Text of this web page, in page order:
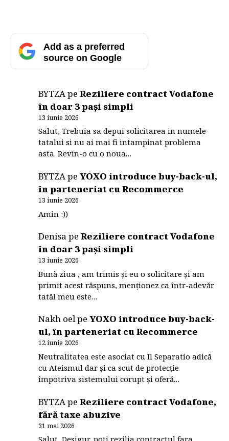
Add as a preferred
source on Google
BYTZApeReziliere contract Vodafone
în doar 3 pași simpli
13 iunie 2026
Salut, Trebuia sa depui solicitarea in numele
tatalui si nu ai mai fi intampinat problema
asta. Revin-o cu o noua…
BYTZApeYOXO introduce buy-back-ul,
în parteneriat cu Recommerce
13 iunie 2026
Amin :))
DenisapeReziliere contract Vodafone
în doar 3 pași simpli
13 iunie 2026
Bună ziua , am trimis și eu o solicitare și am
primit acest răspuns, menționez ca într-adevăr
tatăl meu este…
Nakh oelpeYOXO introduce buy-back-
ul, în parteneriat cu Recommerce
12 iunie 2026
Neutralitatea este asociat cu Il Separatio adică
cu Ateismul dar și ca scut de protecție
împotriva sistemului corupt și oferă…
BYTZApeReziliere contract Vodafone,
fără taxe abuzive
31 mai 2026
Salut, Desigur, poti rezilia contractul fara